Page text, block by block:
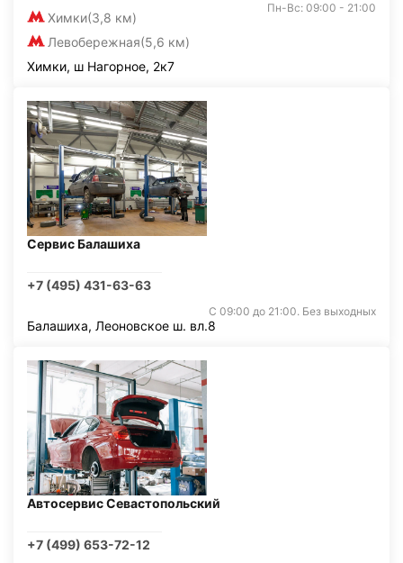
Химки(3,8 км)
Левобережная(5,6 км)
Пн-Вс: 09:00 - 21:00
Химки, ш Нагорное, 2к7
Сервис Балашиха
+7 (495) 431-63-63
С 09:00 до 21:00. Без выходных
Балашиха, Леоновское ш. вл.8
Автосервис Севастопольский
+7 (499) 653-72-12